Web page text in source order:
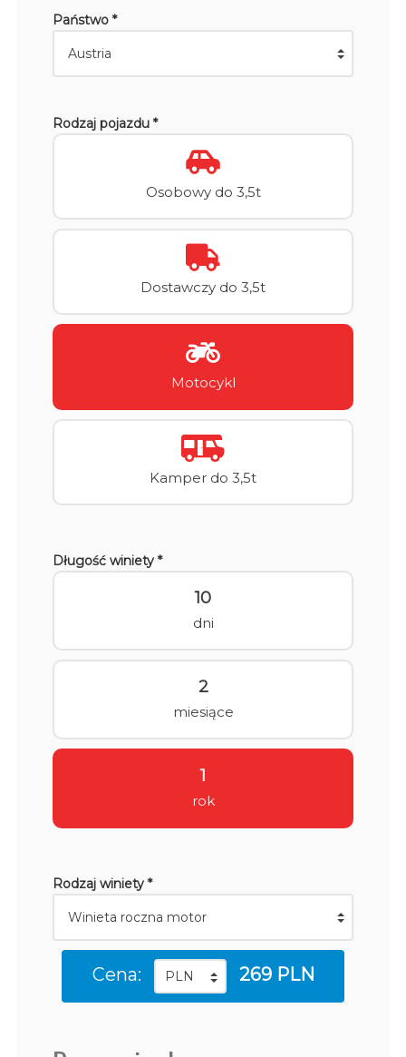
Państwo *
Rodzaj pojazdu *
Osobowy do 3,5t
Dostawczy do 3,5t
Motocykl
Kamper do 3,5t
Długość winiety *
10
dni
2
miesiące
1
rok
Rodzaj winiety *
Cena: 269 PLN